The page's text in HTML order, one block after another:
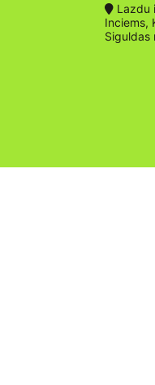
Lazdu
Inciems,
Siguldas